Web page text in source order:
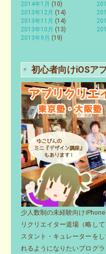
2014年1月 (10)
2013年12月 (14)
2013年11月 (14)
2013年10月 (13)
2013年9月 (19)
初心者向けiOSア
少人数制の未経験向け
リクリエイター道場（略し
スタント・キュレーターを
れるようになりたいプログラ